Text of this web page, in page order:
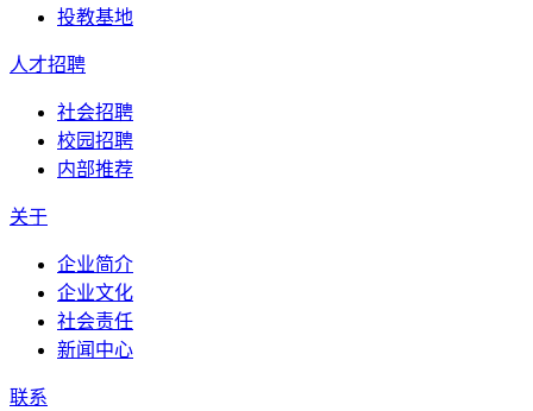
投教基地
人才招聘
社会招聘
校园招聘
内部推荐
关于
企业简介
企业文化
社会责任
新闻中心
联系